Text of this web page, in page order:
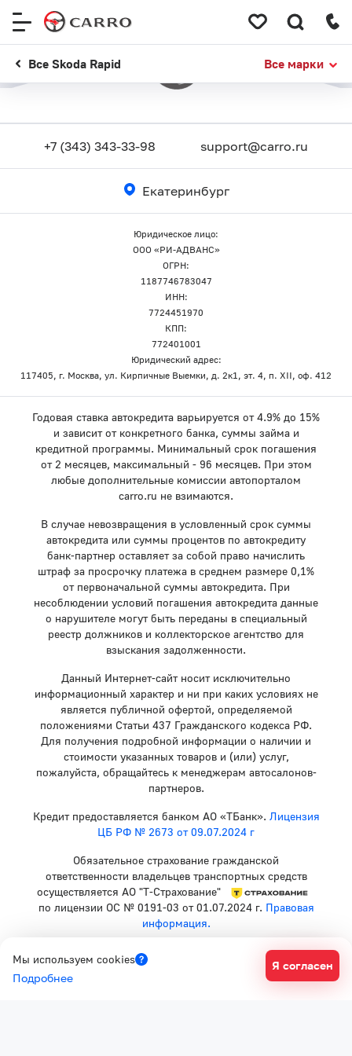
Все Skoda Rapid Все марки
+7 (343) 343-33-98 support@carro.ru
Екатеринбург
Юридическое лицо:
ООО «РИ-АДВАНС»
ОГРН:
1187746783047
ИНН:
7724451970
КПП:
772401001
Юридический адрес:
117405, г. Москва, ул. Кирпичные Выемки, д. 2к1, эт. 4, п. XII, оф. 412
Годовая ставка автокредита варьируется от 4.9% до 15%
и зависит от конкретного банка, суммы займа и
кредитной программы. Минимальный срок погашения
от 2 месяцев, максимальный - 96 месяцев. При этом
любые дополнительные комиссии автопорталом
carro.ru не взимаются.
В случае невозвращения в условленный срок суммы
автокредита или суммы процентов по автокредиту
банк-партнер оставляет за собой право начислить
штраф за просрочку платежа в среднем размере 0,1%
от первоначальной суммы автокредита. При
несоблюдении условий погашения автокредита данные
о нарушителе могут быть переданы в специальный
реестр должников и коллекторское агентство для
взыскания задолженности.
Данный Интернет-сайт носит исключительно
информационный характер и ни при каких условиях не
является публичной офертой, определяемой
положениями Статьи 437 Гражданского кодекса РФ.
Для получения подробной информации о наличии и
стоимости указанных товаров и (или) услуг,
пожалуйста, обращайтесь к менеджерам автосалонов-
партнеров.
Кредит предоставляется банком АО «ТБанк». Лицензия
ЦБ РФ № 2673 от 09.07.2024 г
Обязательное страхование гражданской
ответственности владельцев транспортных средств
осуществляется АО "Т-Страхование"
по лицензии ОС № 0191-03 от 01.07.2024 г. Правовая
информация.
Политика конфиденциальности
Согласие на рекламную рассылку
Мы используем cookies
Подробнее
Я согласен